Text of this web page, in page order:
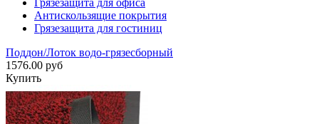
Грязезащита для офиса
Антискользящие покрытия
Грязезащита для гостиниц
Поддон/Лоток водо-грязесборный
1576.00 руб
Купить